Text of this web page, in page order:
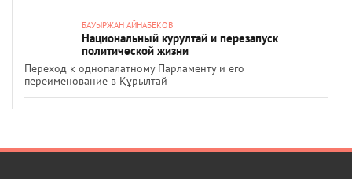
БАУЫРЖАН АЙНАБЕКОВ
Национальный курултай и перезапуск
политической жизни
Переход к однопалатному Парламенту и его
переименование в Құрылтай